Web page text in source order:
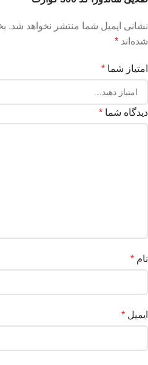
نشانی ایمیل شما منتشر نخواهد شد.
شده‌اند *
امتیاز شما *
دیدگاه شما *
نام *
ایمیل *